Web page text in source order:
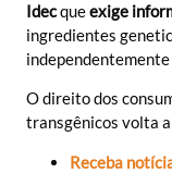
Idecqueexige
ingredientes
O direito dos
transgênicos volta
Receba